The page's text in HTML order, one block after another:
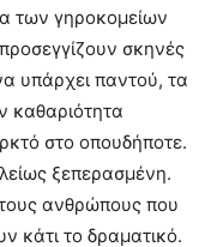
των γηροκομείων
σκηνές
υπάρχει παντού, τα
καθαριότητα
στο οπουδήποτε.
ξεπερασμένη.
ανθρώπους που
κάτι το δραματικό.